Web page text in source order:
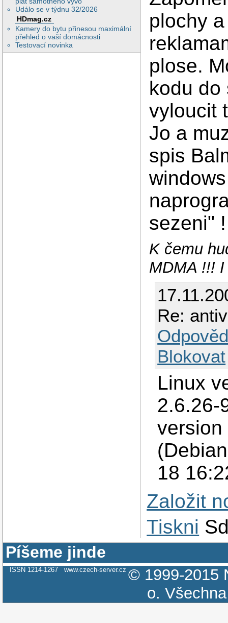
Událo se v týdnu 32/2026
HDmag.cz
Kamery do bytu přinesou maximální
přehled o vaší domácnosti
Testovací novinka
plochy
plose.
kodu do
vyloucit
Jo a
spis
sezeni" !
K čemu
MDMA !!!
Re:
Blokovat
Linux
2.6.26-
version
18
Založit
Tiskni
Píšeme jinde
ISSN 1214-1267 www.czech-server.cz © 1999-2015
o.